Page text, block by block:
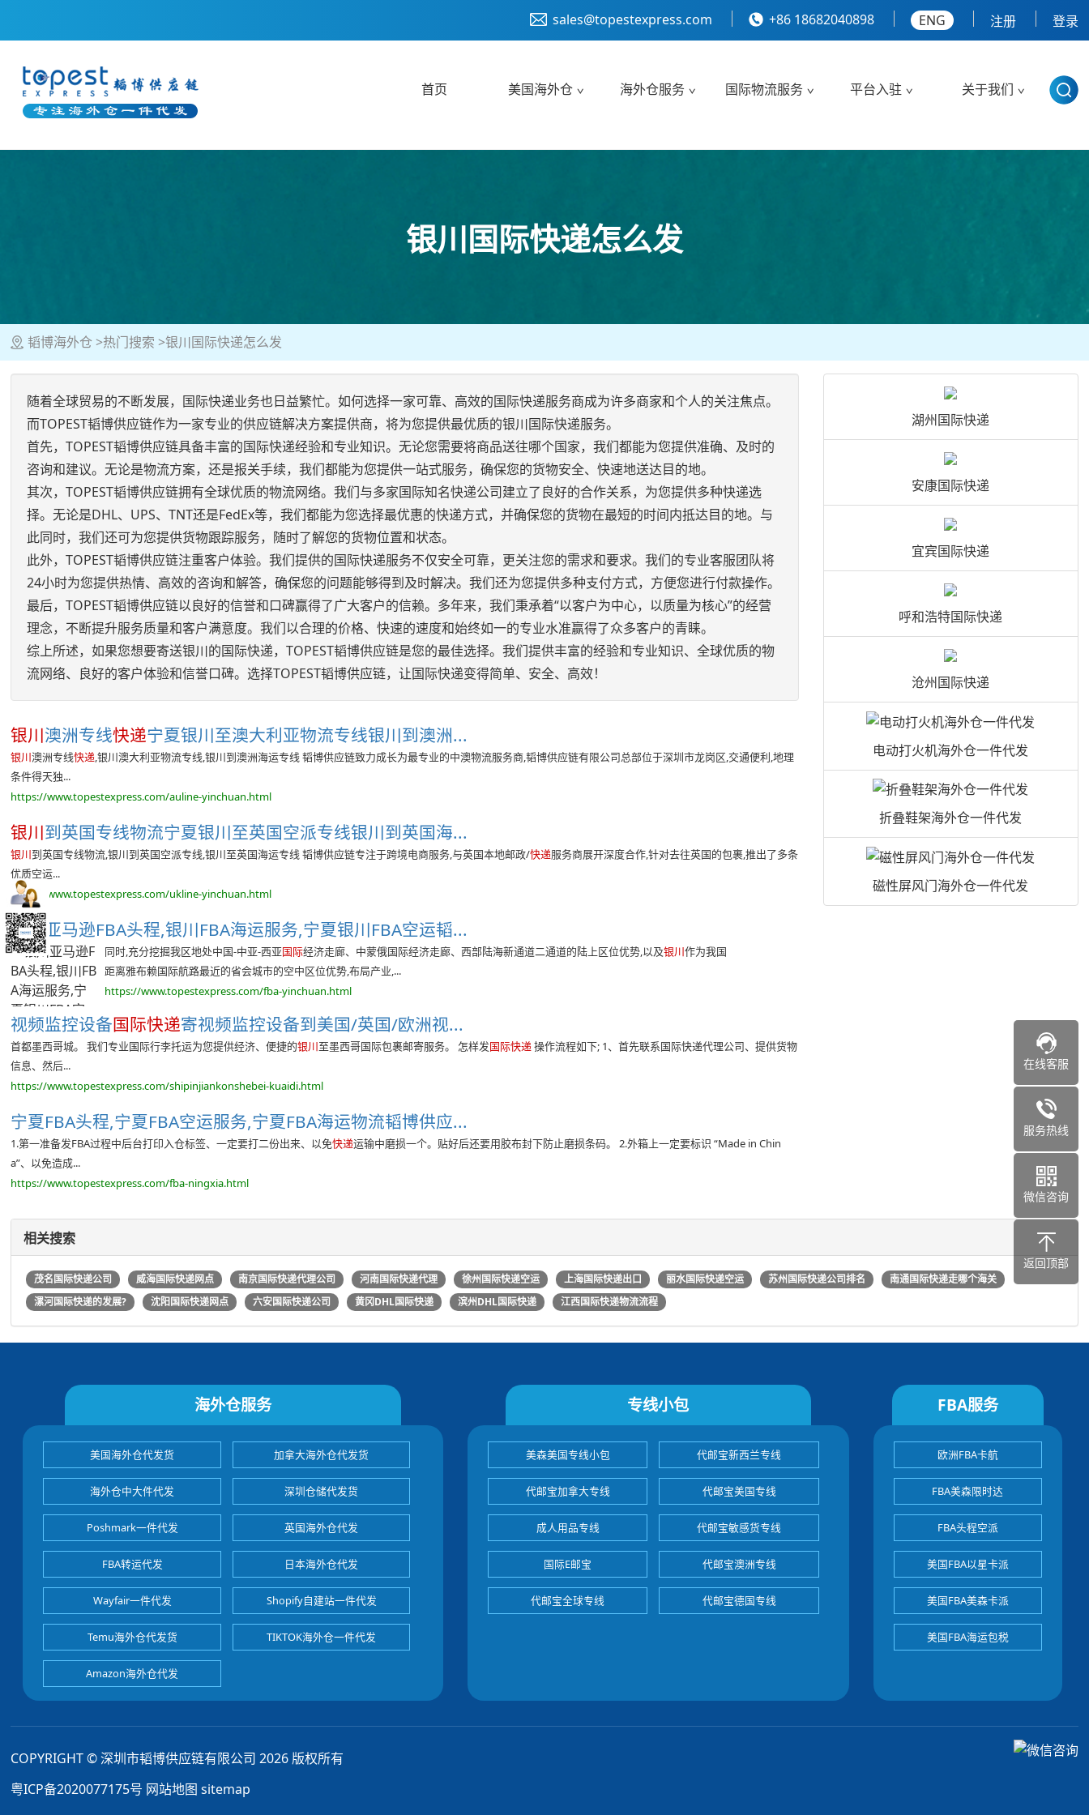
sales@topestexpress.com +86 18682040898 ENG 注册 登录
首页 美国海外仓 海外仓服务 国际物流服务 平台入驻 关于我们
银川国际快递怎么发
韬博海外仓 热门搜索 银川国际快递怎么发
随着全球贸易的不断发展，国际快递业务也日益繁忙。如何选择一家可靠、高效的国际快递服务商成为许多商家和个人的关注焦点。
而TOPEST韬博供应链作为一家专业的供应链解决方案提供商，将为您提供最优质的银川国际快递服务。
首先，TOPEST韬博供应链具备丰富的国际快递经验和专业知识。无论您需要将商品送往哪个国家，我们都能为您提供准确、及时的
咨询和建议。无论是物流方案，还是报关手续，我们都能为您提供一站式服务，确保您的货物安全、快速地送达目的地。
其次，TOPEST韬博供应链拥有全球优质的物流网络。我们与多家国际知名快递公司建立了良好的合作关系，为您提供多种快递选
择。无论是DHL、UPS、TNT还是FedEx等，我们都能为您选择最优惠的快递方式，并确保您的货物在最短的时间内抵达目的地。与
此同时，我们还可为您提供货物跟踪服务，随时了解您的货物位置和状态。
此外，TOPEST韬博供应链注重客户体验。我们提供的国际快递服务不仅安全可靠，更关注您的需求和要求。我们的专业客服团队将
24小时为您提供热情、高效的咨询和解答，确保您的问题能够得到及时解决。我们还为您提供多种支付方式，方便您进行付款操作。
最后，TOPEST韬博供应链以良好的信誉和口碑赢得了广大客户的信赖。多年来，我们秉承着“以客户为中心，以质量为核心”的经营
理念，不断提升服务质量和客户满意度。我们以合理的价格、快速的速度和始终如一的专业水准赢得了众多客户的青睐。
综上所述，如果您想要寄送银川的国际快递，TOPEST韬博供应链是您的最佳选择。我们提供丰富的经验和专业知识、全球优质的物
流网络、良好的客户体验和信誉口碑。选择TOPEST韬博供应链，让国际快递变得简单、安全、高效！
银川澳洲专线快递宁夏银川至澳大利亚物流专线银川到澳洲...
银川澳洲专线快递,银川澳大利亚物流专线,银川到澳洲海运专线 韬博供应链致力成长为最专业的中澳物流服务商,韬博供应链有限公司总部位于深圳市龙岗区,交通便利,地理
条件得天独...
https://www.topestexpress.com/auline-yinchuan.html
银川到英国专线物流宁夏银川至英国空派专线银川到英国海...
银川到英国专线物流,银川到英国空派专线,银川至英国海运专线 韬博供应链专注于跨境电商服务,与英国本地邮政/快递服务商展开深度合作,针对去往英国的包裹,推出了多条
优质空运...
https://www.topestexpress.com/ukline-yinchuan.html
银川亚马逊FBA头程,银川FBA海运服务,宁夏银川FBA空运韬...
同时,充分挖掘我区地处中国-中亚-西亚国际经济走廊、中蒙俄国际经济走廊、西部陆海新通道二通道的陆上区位优势,以及银川作为我国
距离雅布赖国际航路最近的省会城市的空中区位优势,布局产业,...
https://www.topestexpress.com/fba-yinchuan.html
视频监控设备国际快递寄视频监控设备到美国/英国/欧洲视...
首都墨西哥城。 我们专业国际行李托运为您提供经济、便捷的银川至墨西哥国际包裹邮寄服务。 怎样发国际快递 操作流程如下; 1、首先联系国际快递代理公司、提供货物
信息、然后...
https://www.topestexpress.com/shipinjiankonshebei-kuaidi.html
宁夏FBA头程,宁夏FBA空运服务,宁夏FBA海运物流韬博供应...
1.第一准备发FBA过程中后台打印入仓标签、一定要打二份出来、以免快递运输中磨损一个。贴好后还要用胶布封下防止磨损条码。 2.外箱上一定要标识 “Made in Chin
a”、以免造成...
https://www.topestexpress.com/fba-ningxia.html
湖州国际快递
安康国际快递
宜宾国际快递
呼和浩特国际快递
沧州国际快递
电动打火机海外仓一件代发
折叠鞋架海外仓一件代发
磁性屏风门海外仓一件代发
相关搜索
茂名国际快递公司 威海国际快递网点 南京国际快递代理公司 河南国际快递代理 徐州国际快递空运 上海国际快递出口 丽水国际快递空运 苏州国际快递公司排名
南通国际快递走哪个海关
漯河国际快递的发展?
沈阳国际快递网点 六安国际快递公司 黄冈DHL国际快递 滨州DHL国际快递 江西国际快递物流流程
海外仓服务
美国海外仓代发货 加拿大海外仓代发货
海外仓中大件代发 深圳仓储代发货
Poshmark一件代发 英国海外仓代发
FBA转运代发 日本海外仓代发
Wayfair一件代发 Shopify自建站一件代发
Temu海外仓代发货 TIKTOK海外仓一件代发
Amazon海外仓代发
专线小包
美森美国专线小包 代邮宝新西兰专线
代邮宝加拿大专线 代邮宝美国专线
成人用品专线 代邮宝敏感货专线
国际E邮宝 代邮宝澳洲专线
代邮宝全球专线 代邮宝德国专线
FBA服务
欧洲FBA卡航
FBA美森限时达
FBA头程空派
美国FBA以星卡派
美国FBA美森卡派
美国FBA海运包税
COPYRIGHT © 深圳市韬博供应链有限公司 2026 版权所有
粤ICP备2020077175号 网站地图 sitemap
在线客服
服务热线
微信咨询
返回顶部